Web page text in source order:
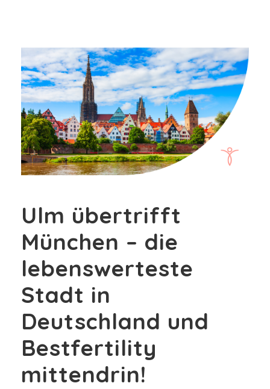
Ulm übertrifft
München – die
lebenswerteste
Stadt in
Deutschland und
Bestfertility
mittendrin!